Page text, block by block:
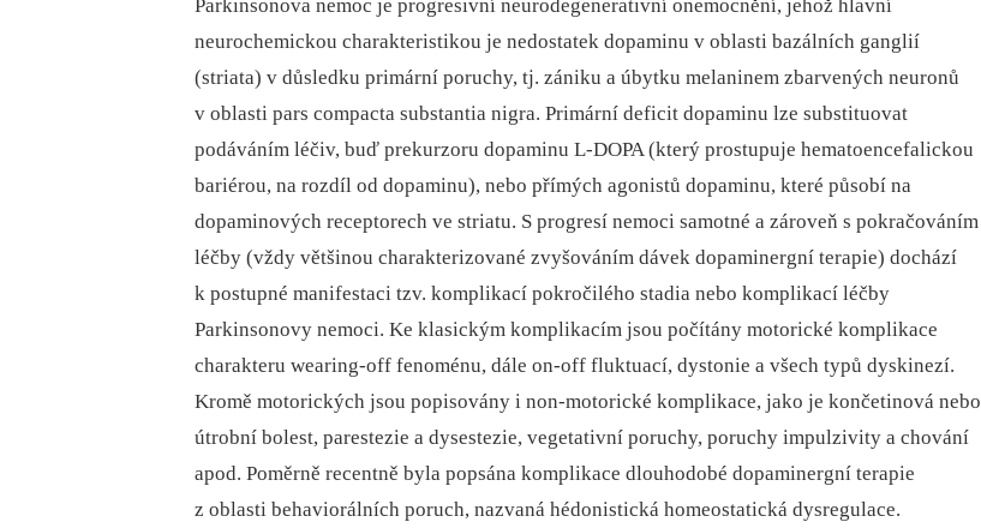
Parkinsonova nemoc je progresivní neurodegenerativní onemocnění, jehož hlavní
neurochemickou charakteristikou je nedostatek dopaminu v oblasti bazálních ganglií
(striata) v důsledku primární poruchy, tj. zániku a úbytku melaninem zbarvených neuronů
v oblasti pars compacta substantia nigra. Primární deficit dopaminu lze substituovat
podáváním léčiv, buď prekurzoru dopaminu L-DOPA (který prostupuje hematoencefalickou
bariérou, na rozdíl od dopaminu), nebo přímých agonistů dopaminu, které působí na
dopaminových receptorech ve striatu. S progresí nemoci samotné a zároveň s pokračováním
léčby (vždy většinou charakterizované zvyšováním dávek dopaminergní terapie) dochází
k postupné manifestaci tzv. komplikací pokročilého stadia nebo komplikací léčby
Parkinsonovy nemoci. Ke klasickým komplikacím jsou počítány motorické komplikace
charakteru wearing‑off fenoménu, dále on‑off fluktuací, dystonie a všech typů dyskinezí.
Kromě motorických jsou popisovány i non‑motorické komplikace, jako je končetinová nebo
útrobní bolest, parestezie a dysestezie, vegetativní poruchy, poruchy impulzivity a chování
apod. Poměrně recentně byla popsána komplikace dlouhodobé dopaminergní terapie
z oblasti behaviorálních poruch, nazvaná hédonistická homeostatická dysregulace.